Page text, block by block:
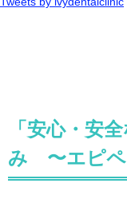
「安心・安
み 〜エピペ